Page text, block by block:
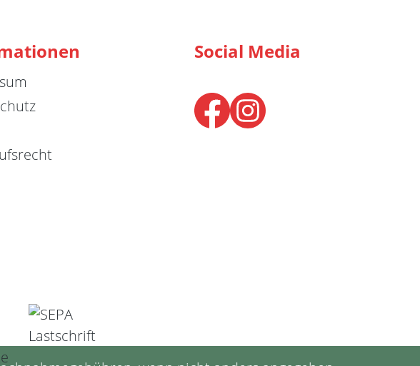
Social Media